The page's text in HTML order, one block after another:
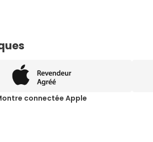
connectée Apple